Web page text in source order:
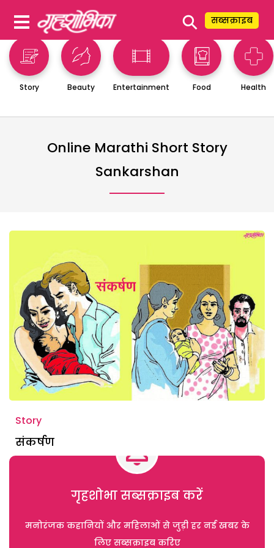
⚲ सब्सक्राइब
Story Beauty Entertainment Food Health
Online Marathi Short Story
Sankarshan
Story
संकर्षण
गृहशोभा सब्सक्राइब करें
मनोरंजक कहानियों और महिलाओं से जुड़ी हर नई खबर के
लिए सब्सक्राइब करिए